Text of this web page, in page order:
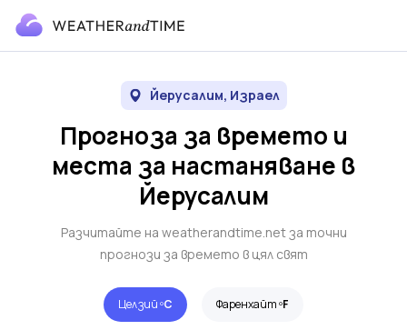
Йерусалим, Израел
Прогноза за времето и
места за настаняване в
Йерусалим
Разчитайте на weatherandtime.net за точни
прогнози за времето в цял свят
Целзий ºC Фаренхайт ºF